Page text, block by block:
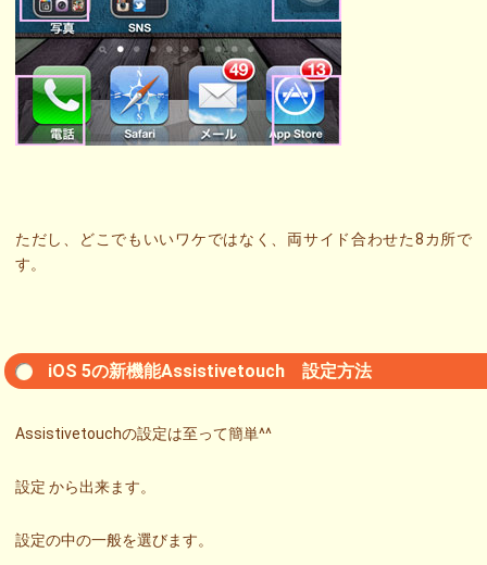
ただし、どこでもいいワケではなく、両サイド合わせた8カ所で
す。
iOS 5の新機能Assistivetouch 設定方法
Assistivetouchの設定は至って簡単^^
設定 から出来ます。
設定の中の一般を選びます。